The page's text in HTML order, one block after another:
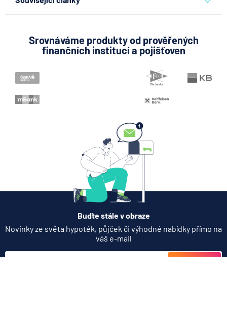
7.8.2026 Běžný účet
ČNB ponechala úroky,
klíčový je ale výhled inflace
Partners Banka spouští
nákup a prodej bitcoinu
přímo v Partners App
6.8.2026
Když rozhoduje stres: nové
triky bankovních podvodníků
Srovnáváme produkty od prověřených
finančních institucí a pojišťoven
Buďte stále v obraze
Novinky ze světa hypoték, půjček či výhodné nabídky přímo na
váš e-mail